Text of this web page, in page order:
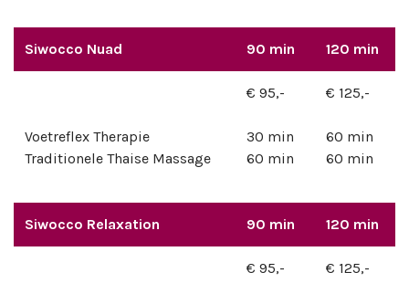
Siwocco Nuad 90 min 120 min
€ 95,- € 125,-
Voetreflex Therapie
Traditionele Thaise Massage
30 min
60 min
60 min
60 min
Siwocco Relaxation 90 min 120 min
€ 95,- € 125,-